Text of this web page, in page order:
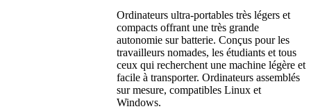
Ordinateurs ultra-portables très légers et
compacts offrant une très grande
autonomie sur batterie. Conçus pour les
travailleurs nomades, les étudiants et tous
ceux qui recherchent une machine légère et
facile à transporter. Ordinateurs assemblés
sur mesure, compatibles Linux et
Windows.